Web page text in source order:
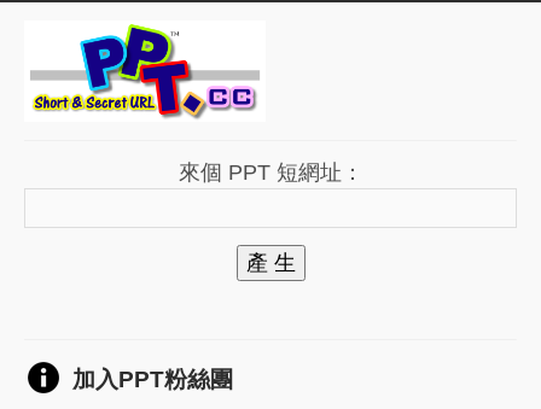
來個 PPT 短網址：
產 生
加入PPT粉絲團